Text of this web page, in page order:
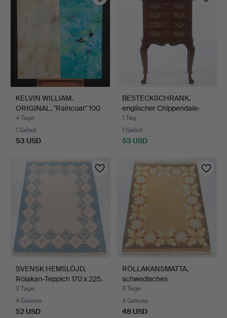
KELVIN WILLIAM.
ORIGINAL, "Raincoat" 100
x…
4 Tage
1 Gebot
53 USD
BESTECKSCHRANK,
englischer Chippendale-
Sti…
1 Tag
1 Gebot
53 USD
SVENSK HEMSLÖJD,
Rölakan-Teppich 170 x 225.
3 Tage
4 Gebote
52 USD
RÖLLAKANSMATTA,
schwedisches
Kunsthandwerk…
3 Tage
4 Gebote
48 USD